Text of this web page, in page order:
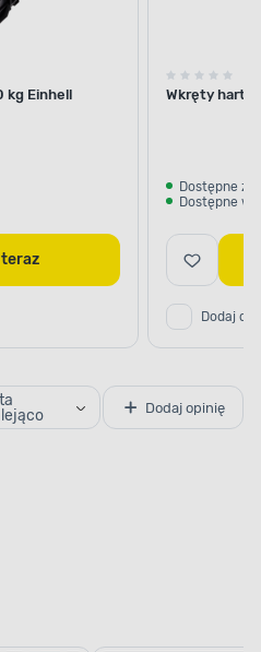
kg Einhell
Kup teraz
Wkręty
Dostępne z
Dostępne w
Dodaj do
Dodaj opinię